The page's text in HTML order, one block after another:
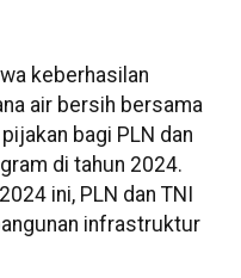
keberhasilan
air bersih bersama
bagi PLN dan
di tahun 2024.
ini, PLN dan TNI
infrastruktur